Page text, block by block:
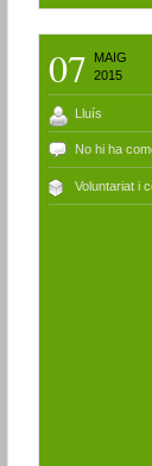
07
MAIG
2015
Lluís
No hi ha
Voluntariat i